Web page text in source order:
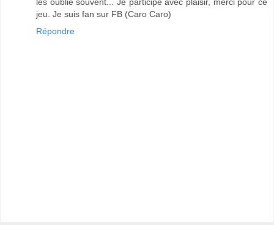
les oublie souvent... Je participe avec plaisir, merci pour ce
jeu. Je suis fan sur FB (Caro Caro)
Répondre